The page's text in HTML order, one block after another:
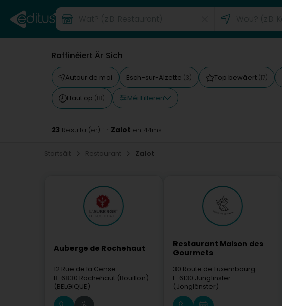
Raffinéiert Är Sich
Autour de moi Esch-sur-Alzette (3) Top bewäert (17)
Haut op (18) Méi Filteren
23 Resultat(er) fir Zalot en 44ms
Startsäit Restaurant Zalot
Auberge de Rochehaut
12 Rue de la Cense
B-6830 Rochehaut (Bouillon)
(BELGIQUE)
Restaurant Maison des
Gourmets
30 Route de Luxembourg
L-6130 Junglinster
(Jonglënster)